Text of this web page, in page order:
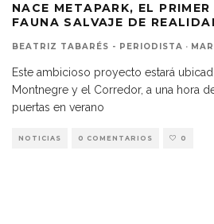
NACE METAPARK, EL PRIMER
FAUNA SALVAJE DE
BEATRIZ TABARÉS - PERIODISTA ·
Este ambicioso proyecto estará
Montnegre y el Corredor, a una hora
puertas en verano
NOTICIAS 0 COMENTARIOS 0